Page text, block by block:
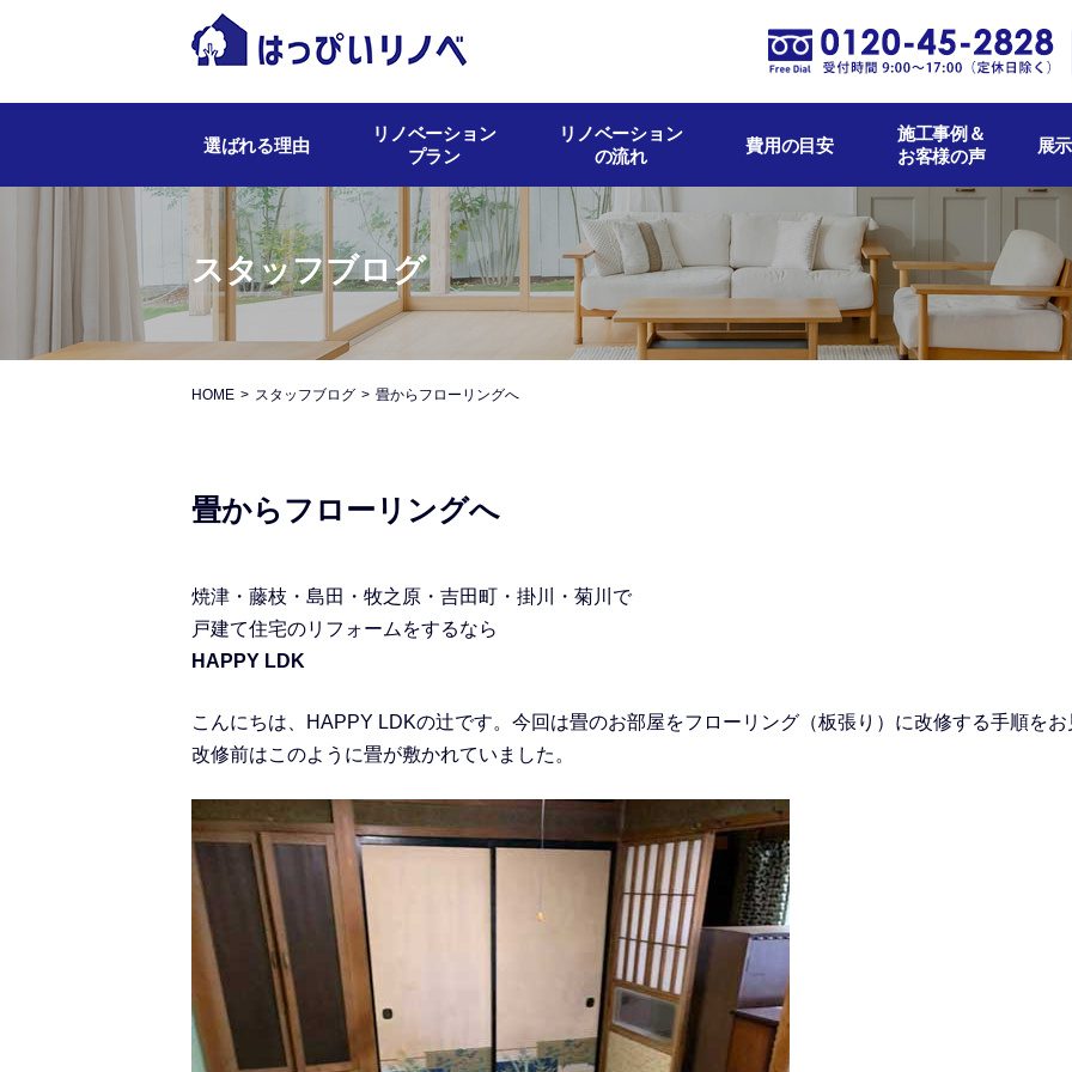
選ばれる理由
リノベーション
プラン
リノベーション
の流れ
費用の目安
施工事例＆
お客様の声
展
スタッフブログ
HOME スタッフブログ 畳からフローリングへ
畳からフローリングへ
焼津・藤枝・島田・牧之原・吉田町・掛川・菊川で
戸建て住宅のリフォームをするなら
HAPPY LDK
こんにちは、HAPPY LDKの辻です。今回は畳のお部屋をフローリング（板張り）に改修する手順をお
改修前はこのように畳が敷かれていました。